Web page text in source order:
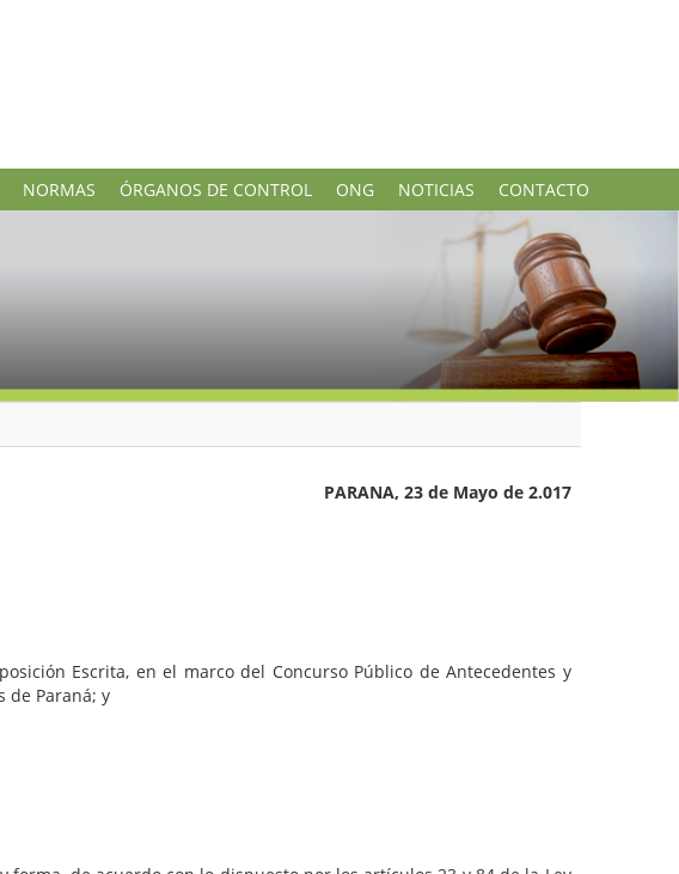
NORMAS ÓRGANOS DE CONTROL ONG NOTICIAS CONTACTO
PARANA, 23 de Mayo de 2.017
Escrita, en el marco del Concurso Público de Antecedentes y
de Paraná; y